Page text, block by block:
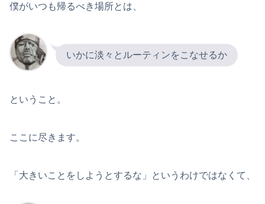
僕がいつも帰るべき場所とは、
いかに淡々とルーティンをこなせるか
ということ。
ここに尽きます。
「大きいことをしようとするな」というわけではなくて、